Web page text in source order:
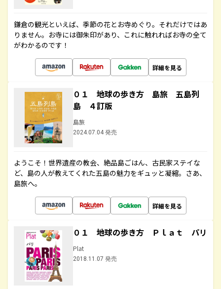
鎌倉の観光といえば、季節の花とお寺めぐり。それだけではあ
りません。お寺には御朱印があり、これに触れればお寺の全て
がわかるのです！
詳細を見る
０１ 地球の歩き方 島旅 五島列
島 ４訂版
島旅
2024.07.04 発売
ようこそ！世界遺産の教会、絶品島ごはん、古民家ステイな
ど、島の人が教えてくれた五島の魅力をギュッと凝縮。さあ、
島旅へ。
詳細を見る
０１ 地球の歩き方 Ｐｌａｔ パリ
Plat
2018.11.07 発売